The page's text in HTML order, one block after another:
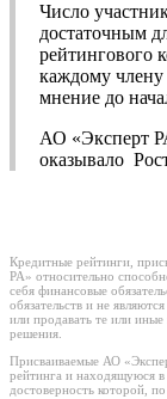
Число
достаточным
рейтингового
каждому члену
мнение до
АО «Эксперт
оказывало
Кредитные рейтинги,
РА» относительно
себя финансовые
обязательств и не
или продавать те или
решения.
Присваиваемые АО
рейтинга и находящуюся
достоверность которой,